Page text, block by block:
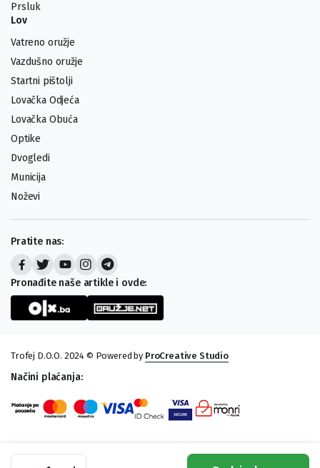
Prsluk
Lov
Vatreno oružje
Vazdušno oružje
Startni pištolji
Lovačka Odjeća
Lovačka Obuća
Optike
Dvogledi
Municija
Noževi
Pratite nas:
Pronađite naše artikle i ovde:
Trofej D.O.O. 2024 © Powered by ProCreative Studio
Načini plaćanja: